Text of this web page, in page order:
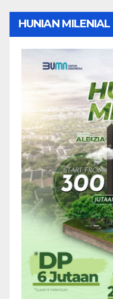
HUNIAN MILENIAL